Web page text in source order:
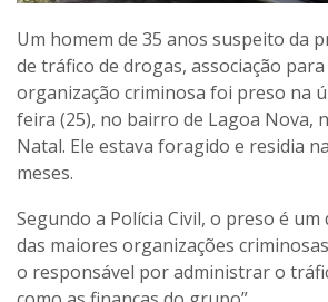
Um homem de 35 anos suspeito da
de tráfico de drogas, associação
organização criminosa foi preso na
feira (25), no bairro de Lagoa Nova,
Natal. Ele estava foragido e residia
meses.
Segundo a Polícia Civil, o preso é um
das maiores organizações
o responsável por administrar o